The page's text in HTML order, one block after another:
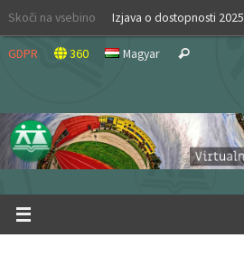
Skip
content
Skoči na vsebino Izjava o dostopnosti 2025
GDPR 360 Magyar Search